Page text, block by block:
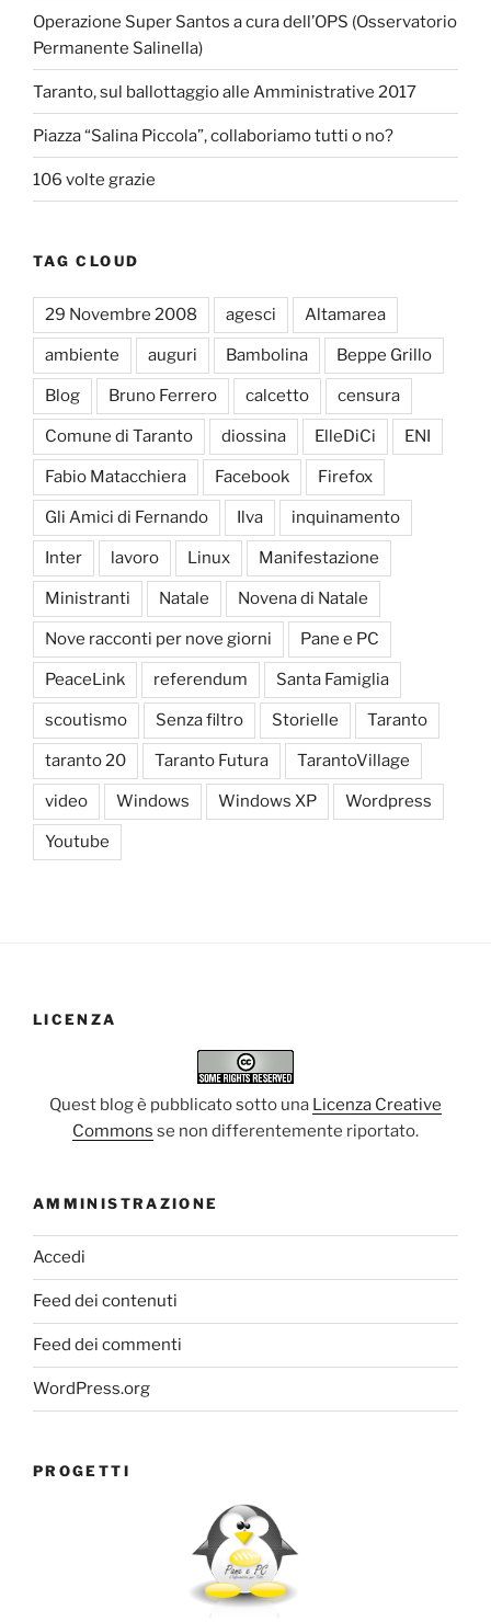
Operazione Super Santos a cura dell’OPS (Osservatorio
Permanente Salinella)
Taranto, sul ballottaggio alle Amministrative 2017
Piazza “Salina Piccola”, collaboriamo tutti o no?
106 volte grazie
TAG CLOUD
29 Novembre 2008 agesci Altamarea
ambiente auguri Bambolina Beppe Grillo
Blog Bruno Ferrero calcetto censura
Comune di Taranto diossina ElleDiCi ENI
Fabio Matacchiera Facebook Firefox
Gli Amici di Fernando Ilva inquinamento
Inter lavoro Linux Manifestazione
Ministranti Natale Novena di Natale
Nove racconti per nove giorni Pane e PC
PeaceLink referendum Santa Famiglia
scoutismo Senza filtro Storielle Taranto
taranto 20 Taranto Futura TarantoVillage
video Windows Windows XP Wordpress
Youtube
LICENZA
Quest blog è pubblicato sotto una Licenza Creative
Commons se non differentemente riportato.
AMMINISTRAZIONE
Accedi
Feed dei contenuti
Feed dei commenti
WordPress.org
PROGETTI